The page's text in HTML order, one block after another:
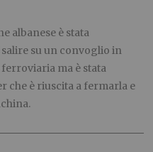
albanese è stata
su un convoglio in
ma è stata
che è riuscita a fermarla e